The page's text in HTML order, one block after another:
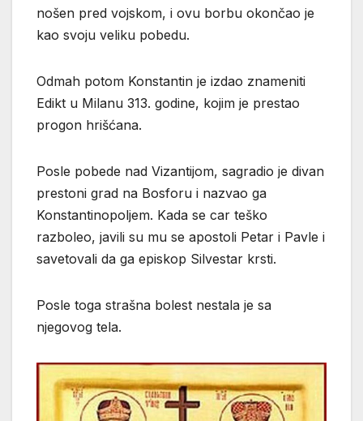
nošen pred vojskom, i ovu borbu okončao je
kao svoju veliku pobedu.
Odmah potom Konstantin je izdao znameniti
Edikt u Milanu 313. godine, kojim je prestao
progon hrišćana.
Posle pobede nad Vizantijom, sagradio je divan
prestoni grad na Bosforu i nazvao ga
Konstantinopoljem. Kada se car teško
razboleo, javili su mu se apostoli Petar i Pavle i
savetovali da ga episkop Silvestar krsti.
Posle toga strašna bolest nestala je sa
njegovog tela.